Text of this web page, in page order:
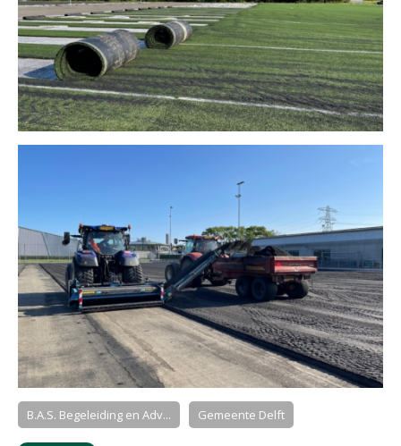
B.A.S. Begeleiding en Adv... Gemeente Delft